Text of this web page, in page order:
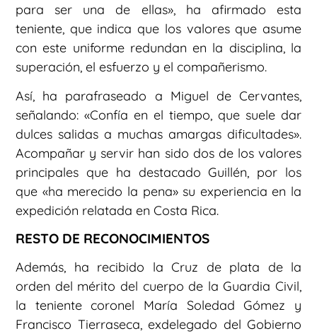
para ser una de ellas», ha afirmado esta
teniente, que indica que los valores que asume
con este uniforme redundan en la disciplina, la
superación, el esfuerzo y el compañerismo.
Así, ha parafraseado a Miguel de Cervantes,
señalando: «Confía en el tiempo, que suele dar
dulces salidas a muchas amargas dificultades».
Acompañar y servir han sido dos de los valores
principales que ha destacado Guillén, por los
que «ha merecido la pena» su experiencia en la
expedición relatada en Costa Rica.
RESTO DE RECONOCIMIENTOS
Además, ha recibido la Cruz de plata de la
orden del mérito del cuerpo de la Guardia Civil,
la teniente coronel María Soledad Gómez y
Francisco Tierraseca, exdelegado del Gobierno